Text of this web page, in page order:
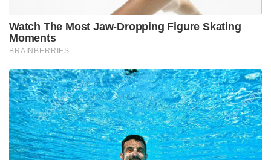
Watch The Most Jaw‑Dropping Figure Skating
Moments
BRAINBERRIES